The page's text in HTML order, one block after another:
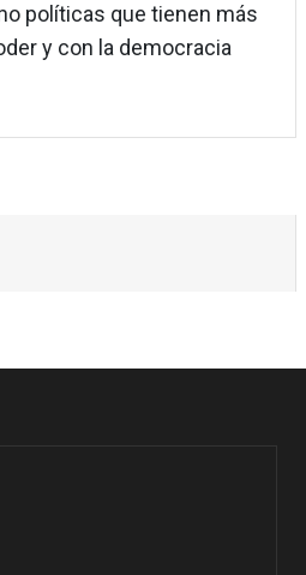
políticas que tienen más
y con la democracia